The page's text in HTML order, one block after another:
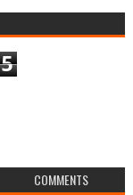
5
COMMENTS